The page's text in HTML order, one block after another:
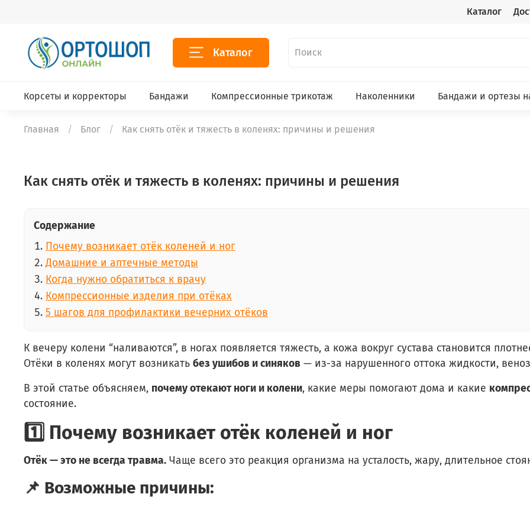
Каталог
Каталог
Корсеты и корректоры Бандажи Компрессионные трикотаж Наколенники Бандажи и ортезы
Главная Блог Как снять отёк и тяжесть в коленях: причины и решения
Как снять отёк и тяжесть в коленях: причины и решения
Содержание
Почему возникает отёк коленей и ног
Домашние и аптечные методы
Когда нужно обратиться к врачу
Компрессионные изделия при отёках
5 шагов для профилактики вечерних отёков
К вечеру колени “наливаются”, в ногах появляется тяжесть, а кожа вокруг сустава становится
Отёки в коленях могут возникать без ушибов и синяков — из-за нарушенного оттока жидкости,
В этой статье объясняем, почему отекают ноги и колени, какие меры помогают дома и какие
состояние.
1️⃣ Почему возникает отёк коленей и ног
Отёк — это не всегда травма. Чаще всего это реакция организма на усталость, жару, длительное
📌 Возможные причины: